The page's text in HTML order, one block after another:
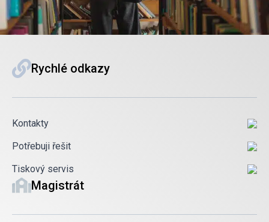
Rychlé odkazy
Kontakty
Potřebuji řešit
Tiskový servis
Magistrát